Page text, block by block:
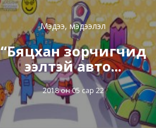
Мэдээ, мэдээлэл
“Бяцхан зорчигчид
ээлтэй авто...
2018 он 05 сар 22